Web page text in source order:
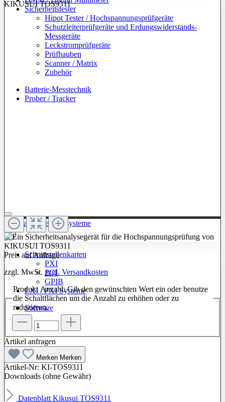
Sicherheitstester
Hipot Tester / Hochspannungsprüfgeräte
Schutzleiterprüfgeräte und Erdungswiderstands-
Messgeräte
Leckstromprüfgeräte
Prüfhauben
Scanner / Matrix
Zubehör
Batterie-Messtechnik
Prober / Tracker
Zur Kategorie: Testsysteme
Schnittstellenkarten
PXI
PCI
GPIB
LXI / PXI Systeme
Software
Preis auf Anfrage
zzgl. MwSt. zzgl. Versandkosten
Produkt Anzahl: Gib den gewünschten Wert ein oder benutze
die Schaltflächen um die Anzahl zu erhöhen oder zu
reduzieren.
Artikel anfragen
Merken Merken
Artikel-Nr: KI-TOS9311
Downloads (ohne Gewähr)
Datenblatt Kikusui TOS9311